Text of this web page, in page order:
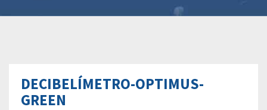
DECIBELÍMETRO-OPTIMUS-
GREEN